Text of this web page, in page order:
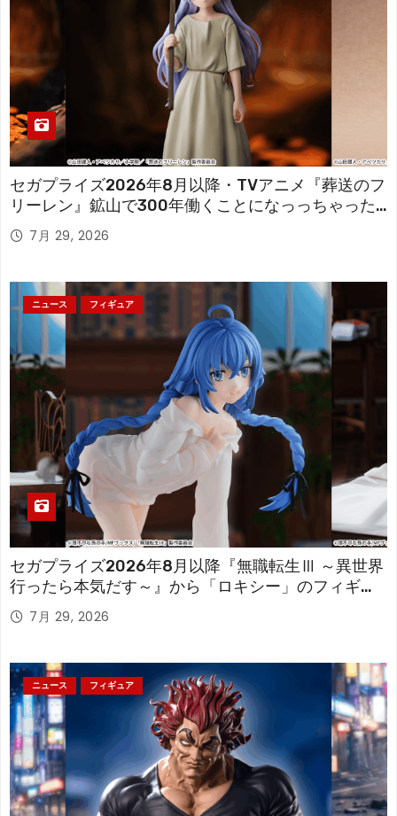
セガプライズ2026年8月以降・TVアニメ『葬送のフ
リーレン』鉱山で300年働くことになっっちゃった
「フリーレン」を立体化！
7月 29, 2026
ニュース フィギュア
セガプライズ2026年8月以降『無職転生Ⅲ ～異世界
行ったら本気だす～』から「ロキシー」のフィギュ
アが登場！
7月 29, 2026
ニュース フィギュア